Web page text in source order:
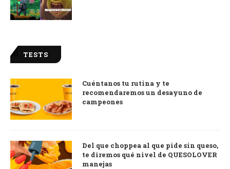
TESTS
Cuéntanos tu rutina y te
recomendaremos un desayuno de
campeones
Del que choppea al que pide sin queso,
te diremos qué nivel de QUESOLOVER
manejas